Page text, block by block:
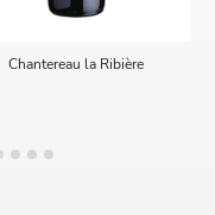
Chantereau la Ribière